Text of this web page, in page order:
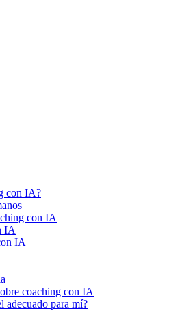
con IA?
con IA
IA
IA
coaching con IA
adecuado para mí?